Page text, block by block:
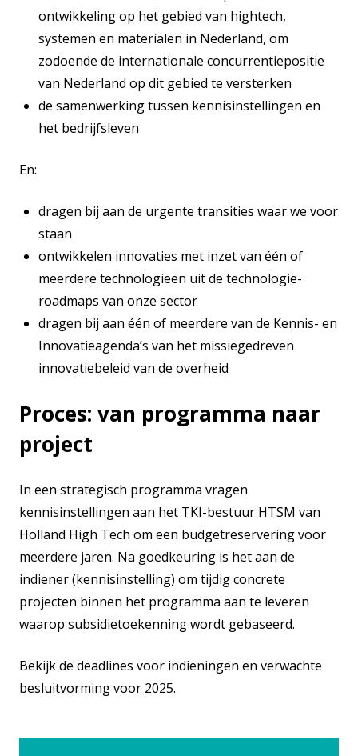
ontwikkeling op het gebied van hightech,
systemen en materialen in Nederland, om
zodoende de internationale concurrentiepositie
van Nederland op dit gebied te versterken
de samenwerking tussen kennisinstellingen en
het bedrijfsleven
En:
dragen bij aan de urgente transities waar we voor
staan
ontwikkelen innovaties met inzet van één of
meerdere technologieën uit de technologie-
roadmaps van onze sector
dragen bij aan één of meerdere van de Kennis- en
Innovatieagenda’s van het missiegedreven
innovatiebeleid van de overheid
Proces: van programma naar
project
In een strategisch programma vragen
kennisinstellingen aan het TKI-bestuur HTSM van
Holland High Tech om een budgetreservering voor
meerdere jaren. Na goedkeuring is het aan de
indiener (kennisinstelling) om tijdig concrete
projecten binnen het programma aan te leveren
waarop subsidietoekenning wordt gebaseerd.
Bekijk de deadlines voor indieningen en verwachte
besluitvorming voor 2025.